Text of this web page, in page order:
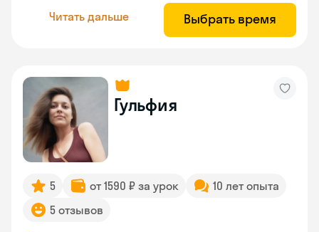
Читать дальше Выбрать время
Гульфия
5 от 1590 ₽ за урок
10 лет опыта
5 отзывов